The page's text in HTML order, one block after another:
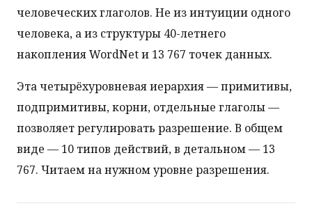
человеческих глаголов. Не из интуиции одного
человека, а из структуры 40-летнего
накопления WordNet и 13 767 точек данных.
Эта четырёхуровневая иерархия — примитивы,
подпримитивы, корни, отдельные глаголы —
позволяет регулировать разрешение. В общем
виде — 10 типов действий, в детальном — 13
767. Читаем на нужном уровне разрешения.